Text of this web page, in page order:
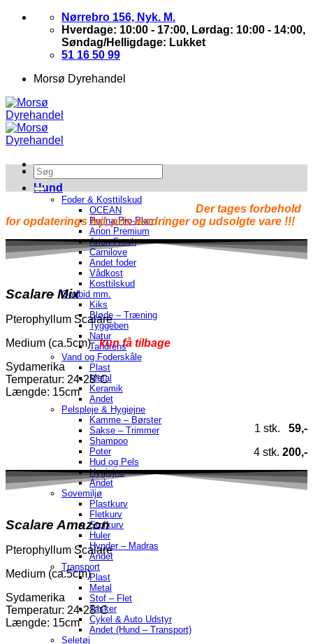
Skip
Nørrebro 156, Nyk. M.
Hverdage: 10:00 - 17:00, Lørdag: 10:00 - 14:00,
Søndag/Helligdage: Lukket
51 16 50 99
Morsø Dyrehandel
Hund
Foder & Kosttilskud
OCEAN
Purina Pro-Plan
Arion Premium
Arion Fresh
Carnilove
Andet foder
Vådkost
Kosttilskud
Godbid mm.
Kiks
Bløde – Træning
Tyggeben
Natur
Tandrens
Vand og Foderskåle
Plast
Metal
Keramik
Andet
Pelspleje & Hygiejne
Kamme – Børster
Sakse – Trimmer
Shampoo
Poter
Hud og Pels
Hygiejne
Andet
Sovemiljø
Plastkurv
Fletkurv
Stofkurv
Huler
Hynder – Madras
Andet
Transport
Plast
Metal
Stof – Flet
Tasker
Cykel & Auto Udstyr
Andet (Hund – Transport)
Seletøj
Der tages forbehold
for opdaterings fejl, pris ændringer og udsolgte vare !!!
Scalare Mix
Pterophyllum Scalare
Medium (ca.5cm) kun få tilbage
Sydamerika
Temperatur: 24-28°C
Længde: 15cm
1 stk.
59,-
4 stk. 200,-
Scalare Amazon
Pterophyllum Scalare
Medium (ca.5cm)
Sydamerika
Temperatur: 24-28°C
Længde: 15cm